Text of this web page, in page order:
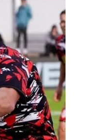
Ramírez
siempre
del orgullo
una